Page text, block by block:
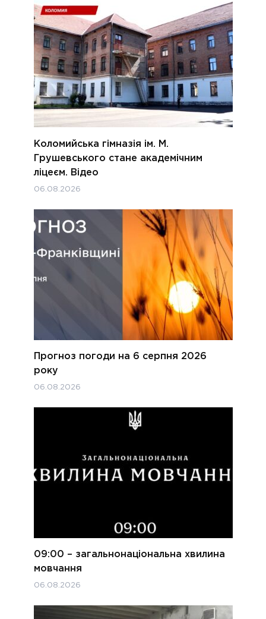
Коломийська гімназія ім. М.
Грушевського стане академічним
ліцеєм. Відео
06.08.2026
Прогноз погоди на 6 серпня 2026
року
06.08.2026
09:00 – загальнонаціональна хвилина
мовчання
06.08.2026